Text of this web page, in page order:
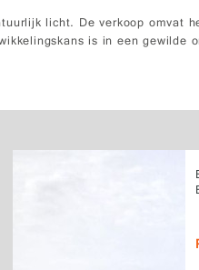
licht. De verkoop omvat
is in een gewilde